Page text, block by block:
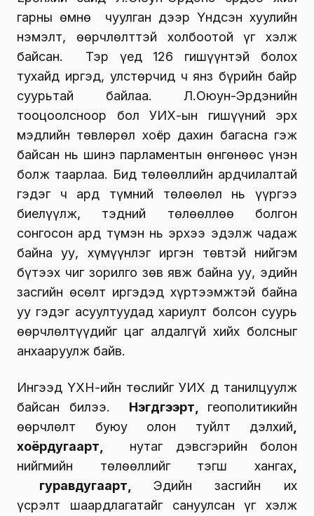
гарны өмнө чуулган дээр Үндсэн хуулийн
нэмэлт, өөрчлөлттэй холбоотой үг хэлж
байсан. Тэр үед 126 гишүүнтэй болох
тухайд иргэд, улстөрчид ч янз бүрийн байр
суурьтай байлаа. Л.Оюун-Эрдэнийн
тооцоолсноор бол УИХ-ын гишүүний эрх
мэдлийн төвлөрөл хоёр дахин багасна гэж
байсан нь шинэ парламентын өнгөнөөс үнэн
болж таарлаа. Бид төлөөллийн ардчилалтай
гэдэг ч ард түмний төлөөлөл нь үүргээ
биелүүлж, тэдний төлөөллөө болгон
сонгосон ард түмэн нь эрхээ эдэлж чадаж
байна уу, хүмүүнлэг иргэн төвтэй нийгэм
бүтээх чиг зорилго зөв явж байна уу, эдийн
засгийн өсөлт иргэдэд хүртээмжтэй байна
уу гэдэг асуултуудад хариулт болсон суурь
өөрчлөлтүүдийг цаг алдалгүй хийх болсныг
анхааруулж байв.
Ингээд ҮХНӨ-ийн төслийг УИХ д танилцуулж
байсан билээ. Нэгдүгээрт, геополитикийн
өөрчлөлт буюу олон туйлт дэлхий
хоёрдугаарт,
нутаг дэвсгэрийн болон
нийгмийн төлөөллийг тэгш хангах
гуравдугаарт, Эдийн засгийн их
үсрэлт шаардлагатайг сануулсан үг хэлж